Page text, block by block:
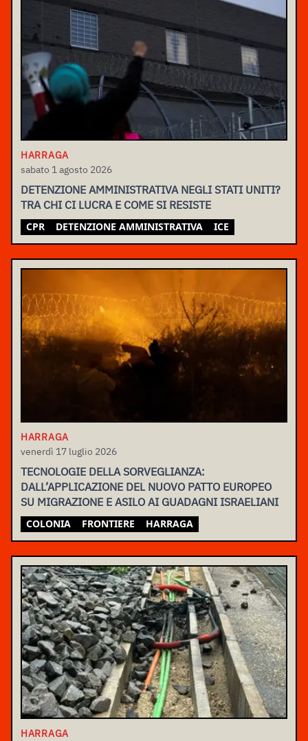
HARRAGA
sabato 1 agosto 2026
DETENZIONE AMMINISTRATIVA NEGLI STATI UNITI?
TRA CHI CI LUCRA E COME SI RESISTE
CPR DETENZIONE AMMINISTRATIVA ICE
HARRAGA
venerdì 17 luglio 2026
TECNOLOGIE DELLA SORVEGLIANZA:
DALL’APPLICAZIONE DEL NUOVO PATTO EUROPEO
SU MIGRAZIONE E ASILO AI GUADAGNI ISRAELIANI
COLONIA FRONTIERE HARRAGA
HARRAGA